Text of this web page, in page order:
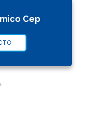
Cep